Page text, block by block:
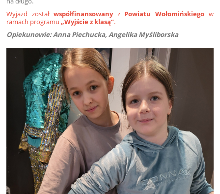
Wyjazd został współfinansowanyz Powiatu Wołomińskiegow
ramach programu„Wyjście z klasą”.
Opiekunowie: Anna Piechucka, Angelika Myśliborska